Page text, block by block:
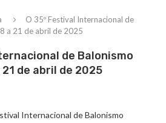
O 35º Festival Internacional de
a 21 de abril de 2025
de Balonismo
de abril de 2025
Internacional de Balonismo